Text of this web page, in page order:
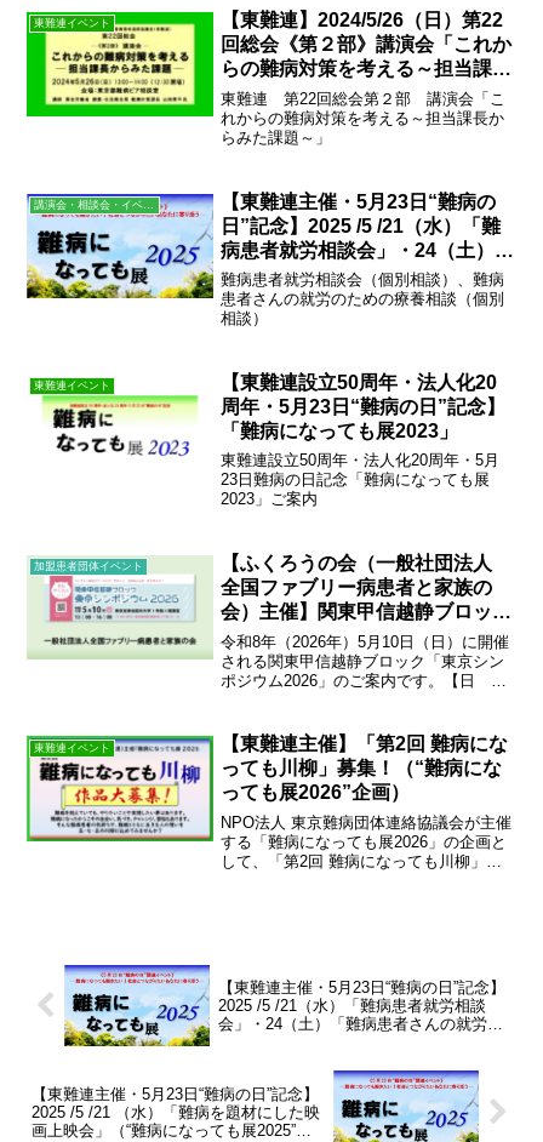
東難連イベント
【東難連】2024/5/26（日）第22
回総会《第２部》講演会「これか
らの難病対策を考える～担当課長
からみた課題～」
東難連 第22回総会第２部 講演会「こ
れからの難病対策を考える～担当課長か
らみた課題～」
【東難連主催・5月23日“難病の
日”記念】2025 /5 /21（水）「難
病患者就労相談会」・24（土）
「難病患者さんの就労のための療
養相談」（“難病になっても展
2025”日替りプログラム）
難病患者就労相談会（個別相談）、難病
患者さんの就労のための療養相談（個別
相談）
東難連イベント
【東難連設立50周年・法人化20
周年・5月23日“難病の日”記念】
「難病になっても展2023」
東難連設立50周年・法人化20周年・5月
23日難病の日記念「難病になっても展
2023」ご案内
加盟患者団体イベント
【ふくろうの会（一般社団法人
全国ファブリー病患者と家族の
会）主催】関東甲信越静ブロック
「東京シンポジウム2026」のご
案内
令和8年（2026年）5月10日（日）に開催
される関東甲信越静ブロック「東京シン
ポジウム2026」のご案内です。【日
館 3階講堂（〒105-0003 東...
東難連イベント
【東難連主催】「第2回 難病にな
っても川柳」募集！（“難病にな
っても展2026”企画）
NPO法人 東京難病団体連絡協議会が主催
する「難病になっても展2026」の企画と
して、「第2回 難病になっても川柳」を
【東難連主催・5月23日“難病の日”記念】
2025 /5 /21（水）「難病患者就労相談
会」・24（土）「難病患者さんの就労の
【東難連主催・5月23日“難病の日”記念】
2025 /5 /21 （水）「難病を題材にした映
画上映会」（“難病になっても展2025”日